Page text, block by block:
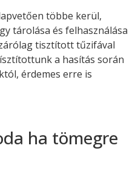
többe kerül,
tárolása és felhasználása
tisztított tűzifával
a hasítás során
érdemes erre is
ha tömegre